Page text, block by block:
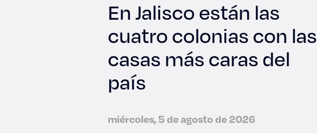
En Jalisco están las
cuatro colonias con las
casas más caras del
país
miércoles, 5 de agosto de 2026